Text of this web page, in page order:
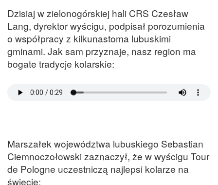
Dzisiaj w zielonogórskiej hali CRS Czesław
Lang, dyrektor wyścigu, podpisał porozumienia
o współpracy z kilkunastoma lubuskimi
gminami. Jak sam przyznaje, nasz region ma
bogate tradycje kolarskie:
Marszałek województwa lubuskiego Sebastian
Ciemnoczołowski zaznaczył, że w wyścigu Tour
de Pologne uczestniczą najlepsi kolarze na
świecie: